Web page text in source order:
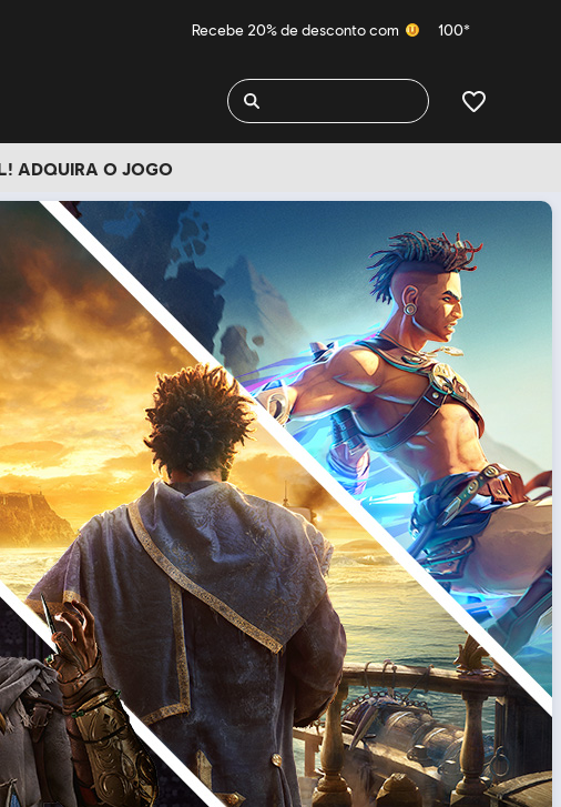
Recebe 20% de desconto com 100*
ADQUIRA O JOGO